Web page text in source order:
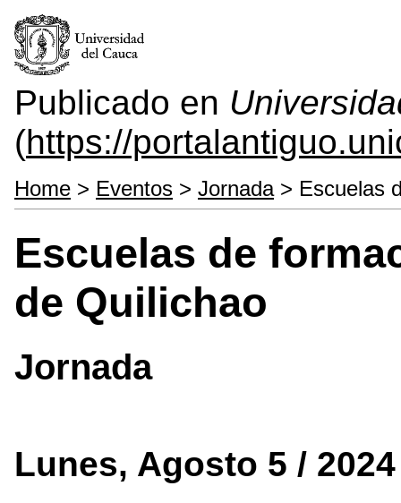
Publicado en
(https://
Home > Eventos > Jornada> Escuelas
Escuelas de
de Quilichao
Jornada
Lunes, Agosto 5 / 2024